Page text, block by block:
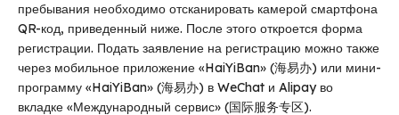
пребывания необходимо отсканировать камерой смартфона
QR-код, приведенный ниже. После этого откроется форма
регистрации. Подать заявление на регистрацию можно также
через мобильное приложение «HaiYiBan» (海易办) или мини-
программу «HaiYiBan» (海易办) в WeChat и Alipay во
вкладке «Международный сервис» (国际服务专区).